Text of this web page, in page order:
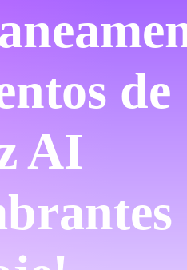
de
AI